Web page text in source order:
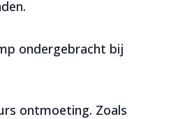
ondergebracht bij
ontmoeting. Zoals